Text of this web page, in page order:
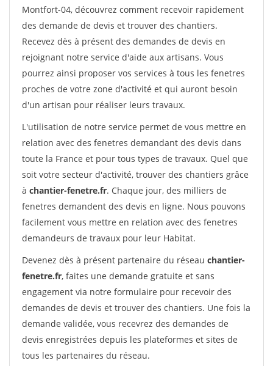
Montfort-04, découvrez comment recevoir rapidement
des demande de devis et trouver des chantiers.
Recevez dès à présent des demandes de devis en
rejoignant notre service d'aide aux artisans. Vous
pourrez ainsi proposer vos services à tous les fenetres
proches de votre zone d'activité et qui auront besoin
d'un artisan pour réaliser leurs travaux.
L'utilisation de notre service permet de vous mettre en
relation avec des fenetres demandant des devis dans
toute la France et pour tous types de travaux. Quel que
soit votre secteur d'activité, trouver des chantiers grâce
à chantier-fenetre.fr. Chaque jour, des milliers de
fenetres demandent des devis en ligne. Nous pouvons
facilement vous mettre en relation avec des fenetres
demandeurs de travaux pour leur Habitat.
Devenez dès à présent partenaire du réseau chantier-
fenetre.fr, faites une demande gratuite et sans
engagement via notre formulaire pour recevoir des
demandes de devis et trouver des chantiers. Une fois la
demande validée, vous recevrez des demandes de
devis enregistrées depuis les plateformes et sites de
tous les partenaires du réseau.